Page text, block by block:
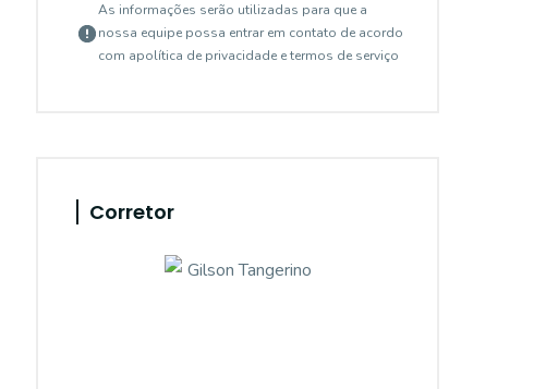
As informações serão utilizadas para que a
nossa equipe possa entrar em contato de acordo
com apolítica de privacidade e termos de serviço
Corretor